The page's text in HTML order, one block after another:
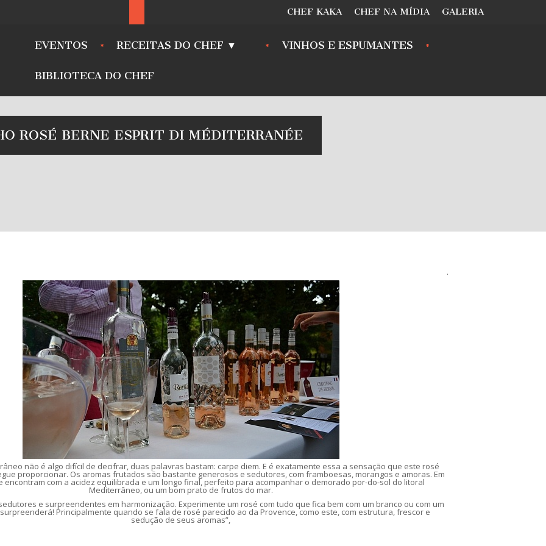
CHEF KAKA CHEF NA MÍDIA GALERIA
EVENTOS RECEITAS DO CHEF ▼ VINHOS E ESPUMANTES
BIBLIOTECA DO CHEF
ROSÉ BERNE ESPRIT DI MÉDITERRANÉE
não é algo difícil de decifrar, duas palavras bastam: carpe diem. E é exatamente essa a sensação que este rosé
proporcionar. Os aromas frutados são bastante generosos e sedutores, com framboesas, morangos e amoras. Em
encontram com a acidez equilibrada e um longo final, perfeito para acompanhar o demorado por-do-sol do litoral
Mediterrâneo, ou um bom prato de frutos do mar.
e surpreendentes em harmonização. Experimente um rosé com tudo que fica bem com um branco ou com um
Principalmente quando se fala de rosé parecido ao da Provence, como este, com estrutura, frescor e
sedução de seus aromas”,
.